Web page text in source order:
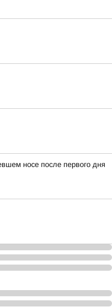
носе после первого дня